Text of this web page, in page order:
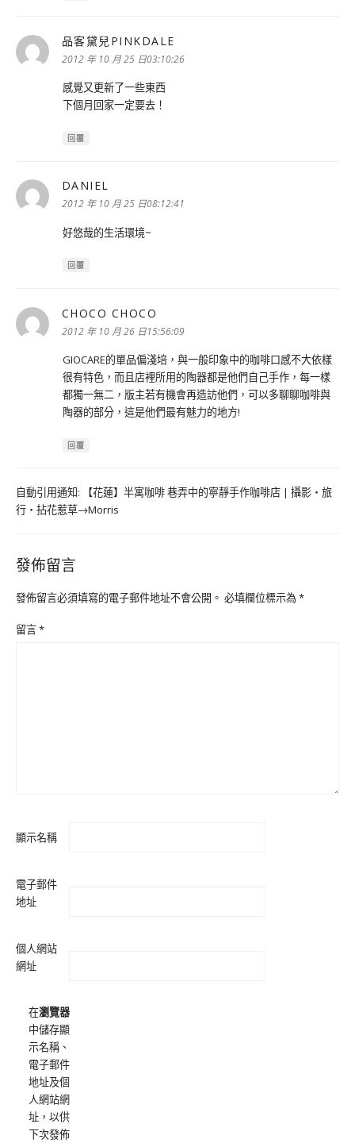
品客黛兒PINKDALE
示:
2012 年 10 月 25 日03:10:26
感覺又更新了一些東西
下個月回家一定要去！
回覆
DANIEL
示:
2012 年 10 月 25 日08:12:41
好悠哉的生活環境~
回覆
CHOCO CHOCO
示:
2012 年 10 月 26 日15:56:09
GIOCARE的單品偏淺培，與一般印象中的咖啡口感不大依樣
很有特色，而且店裡所用的陶器都是他們自己手作，每一樣
都獨一無二，版主若有機會再造訪他們，可以多聊聊咖啡與
陶器的部分，這是他們最有魅力的地方!
回覆
自動引用通知:
【花蓮】半寓咖啡 巷弄中的寧靜手作咖啡店 | 攝影‧旅
行‧拈花惹草→Morris
發佈留言
發佈留言必須填寫的電子郵件地址不會公開。 必填欄位標示為*
留言*
顯示名稱
電子郵件
地址
個人網站
網址
在瀏覽器
中儲存顯
示名稱、
電子郵件
地址及個
人網站網
址，以供
下次發佈